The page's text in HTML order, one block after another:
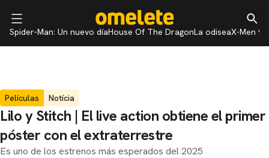
Spider-Man: Un nuevo díaHouse Of The DragonLa odiseaX-Men 97
Películas Notícia
Lilo y Stitch | El live action obtiene el primer
póster con el extraterrestre
Es uno de los estrenos más esperados del 2025